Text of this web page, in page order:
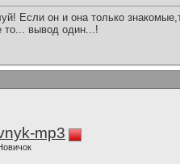
Если он и она только
то... вывод один...!
mp3